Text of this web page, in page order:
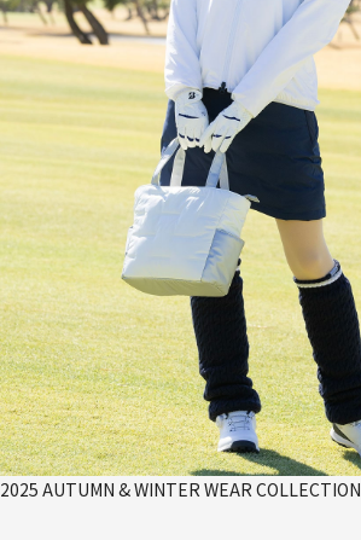
2025 AUTUMN & WINTER WEAR COLLECTION